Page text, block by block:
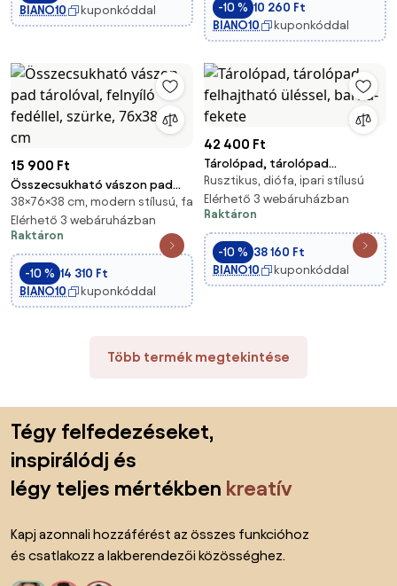
BIANO10
kuponkóddal -10 % 10 260 Ft
BIANO10
kuponkóddal
15 900 Ft
Összecsukható vászon pad
tárolóval, felnyíló fedéllel,
szürke, 76x38x38 cm
38×76×38 cm, modern stílusú, fa
Elérhető 3 webáruházban
Raktáron
-10 % 14 310 Ft
BIANO10
kuponkóddal
42 400 Ft
Tárolópad, tárolópad
felhajtható üléssel, barna-
fekete
Rusztikus, diófa, ipari stílusú
Elérhető 3 webáruházban
Raktáron
-10 % 38 160 Ft
BIANO10
kuponkóddal
Több termék megtekintése
Tégy felfedezéseket,
inspirálódj és
légy teljes mértékben kreatív
Kapj azonnali hozzáférést az összes funkcióhoz
és csatlakozz a lakberendezői közösséghez.